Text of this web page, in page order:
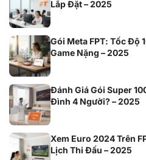
Lắp Đặt – 2025
Gói Meta FPT: Tốc Độ
Game Nặng – 2025
Đánh Giá Gói Super
Đình 4 Người? – 2025
Xem Euro 2024 Trên
Lịch Thi Đấu – 2025